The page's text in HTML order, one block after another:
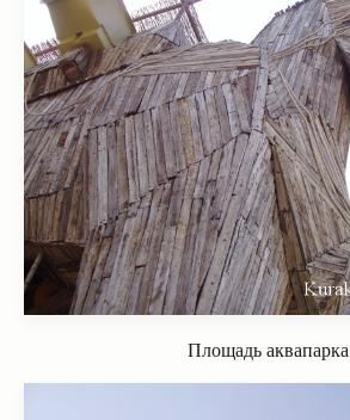
Площадь аквапарка